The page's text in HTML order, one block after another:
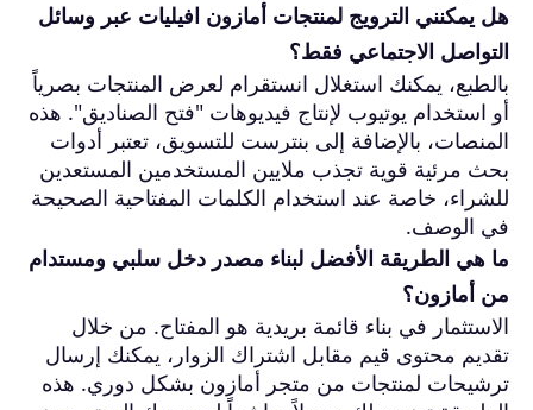
هل يمكنني الترويج لمنتجات أمازون افيليات عبر وسائل
التواصل الاجتماعي فقط؟
بالطبع، يمكنك استغلال انستقرام لعرض المنتجات بصرياً
أو استخدام يوتيوب لإنتاج فيديوهات "فتح الصناديق". هذه
المنصات، بالإضافة إلى بنترست للتسويق، تعتبر أدوات
بحث مرئية قوية تجذب ملايين المستخدمين المستعدين
للشراء، خاصة عند استخدام الكلمات المفتاحية الصحيحة
في الوصف.
ما هي الطريقة الأفضل لبناء مصدر دخل سلبي ومستدام
من أمازون؟
الاستثمار في بناء قائمة بريدية هو المفتاح. من خلال
تقديم محتوى قيم مقابل اشتراك الزوار، يمكنك إرسال
ترشيحات لمنتجات من متجر أمازون بشكل دوري. هذه